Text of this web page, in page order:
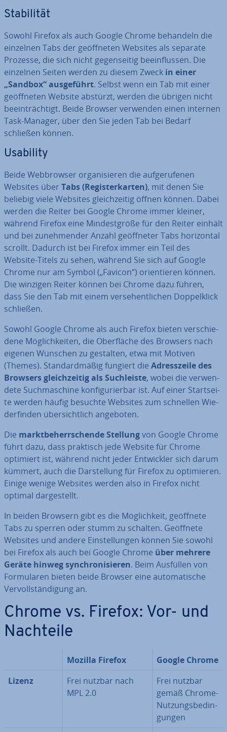
Sta­bi­li­tät
Sowohl Firefox als auch Google Chrome behandeln die
einzelnen Tabs der ge­öff­ne­ten Websites als separate
Prozesse, die sich nicht ge­gen­sei­tig be­ein­flus­sen. Die
einzelnen Seiten werden zu diesem Zweck in einer
„Sandbox“ aus­ge­führt. Selbst wenn ein Tab mit einer
ge­öff­ne­ten Website abstürzt, werden die übrigen nicht
be­ein­träch­tigt. Beide Browser verwenden einen internen
Task-Manager, über den Sie jeden Tab bei Bedarf
schließen können.
Usability
Beide Web­brow­ser or­ga­ni­sie­ren die auf­ge­ru­fe­nen
Websites über Tabs (Re­gis­ter­kar­ten), mit denen Sie
beliebig viele Websites gleich­zei­tig öffnen können. Dabei
werden die Reiter bei Google Chrome immer kleiner,
während Firefox eine Min­dest­grö­ße für den Reiter einhält
und bei zu­neh­men­der Anzahl ge­öff­ne­ter Tabs ho­ri­zon­tal
scrollt. Dadurch ist bei Firefox immer ein Teil des
Website-Titels zu sehen, während Sie sich auf Google
Chrome nur am Symbol („Favicon“) ori­en­tie­ren können.
Die winzigen Reiter können bei Chrome dazu führen,
dass Sie den Tab mit einem ver­se­hent­li­chen Dop­pel­klick
schließen.
Sowohl Google Chrome als auch Firefox bieten ver­schie­
de­ne Mög­lich­kei­ten, die Ober­flä­che des Browsers nach
eigenen Wünschen zu gestalten, etwa mit Motiven
(Themes). Stan­dard­mä­ßig fungiert die Adress­zei­le des
Browsers gleich­zei­tig als Such­leis­te, wobei die ver­wen­
de­te Such­ma­schi­ne kon­fi­gu­rier­bar ist. Auf einer Start­sei­
te werden häufig besuchte Websites zum schnellen Wie­
der­fin­den über­sicht­lich angeboten.
Die markt­be­herr­schen­de Stellungvon Google Chrome
führt dazu, dass praktisch jede Website für Chrome
optimiert ist, während nicht jeder Ent­wick­ler sich darum
kümmert, auch die Dar­stel­lung für Firefox zu op­ti­mie­ren.
Einige wenige Websites werden also in Firefox nicht
optimal dar­ge­stellt.
In beiden Browsern gibt es die Mög­lich­keit, geöffnete
Tabs zu sperren oder stumm zu schalten. Geöffnete
Websites und andere Ein­stel­lun­gen können Sie sowohl
bei Firefox als auch bei Google Chrome über mehrere
Geräte hinweg syn­chro­ni­sie­ren. Beim Ausfüllen von
For­mu­la­ren bieten beide Browser eine au­to­ma­ti­sche
Ver­voll­stän­di­gung an.
Chrome vs. Firefox: Vor- und
Nachteile
Mozilla Firefox
Google Chrome
Lizenz
Frei nutzbar nach
MPL 2.0
Frei nutzbar
gemäß Chrome-
Nut­zungs­be­din­
gun­gen